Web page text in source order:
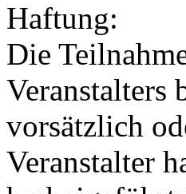
Haftung:
Die
Veranstalters
vorsätzlich
Veranstalter